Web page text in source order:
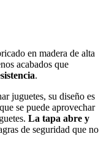
en madera de alta
acabados que
.
juguetes, su diseño es
se puede aprovechar
La tapa abre y
de seguridad que no